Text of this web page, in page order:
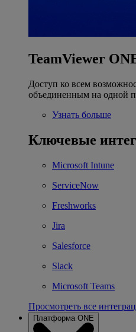
TeamViewer
Доступ ко всем
объединенным на одной
Узнать больше
Ключевые
Microsoft Intune
ServiceNow
Freshworks
Jira
Salesforce
Slack
Microsoft Teams
Просмотреть все
Платформа ONE